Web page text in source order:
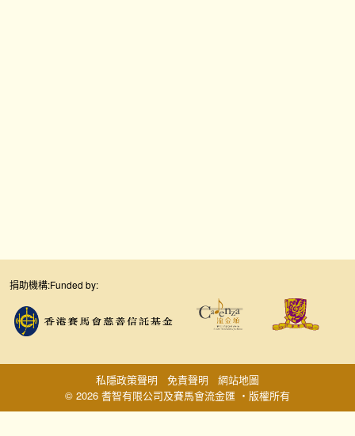
捐助機構:Funded by:
© 2026 耆智有限公司及賽馬會流金匯 ‧版權所有
私隱政策聲明 免責聲明 網站地圖